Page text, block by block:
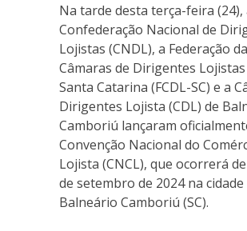
Na tarde desta terça-feira (24),
Confederação Nacional de
Lojistas (CNDL), a Federação
Câmaras de Dirigentes Lojistas
Santa Catarina (FCDL-SC) e a
Dirigentes Lojista (CDL) de
Camboriú lançaram
Convenção Nacional do
Lojista (CNCL), que ocorrerá
de setembro de 2024 na cidade
Balneário Camboriú (SC).